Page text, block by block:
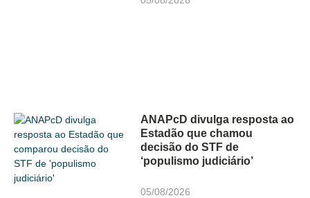
ANAPcD divulga resposta ao
Estadão que chamou
decisão do STF de
‘populismo judiciário’
05/08/2026